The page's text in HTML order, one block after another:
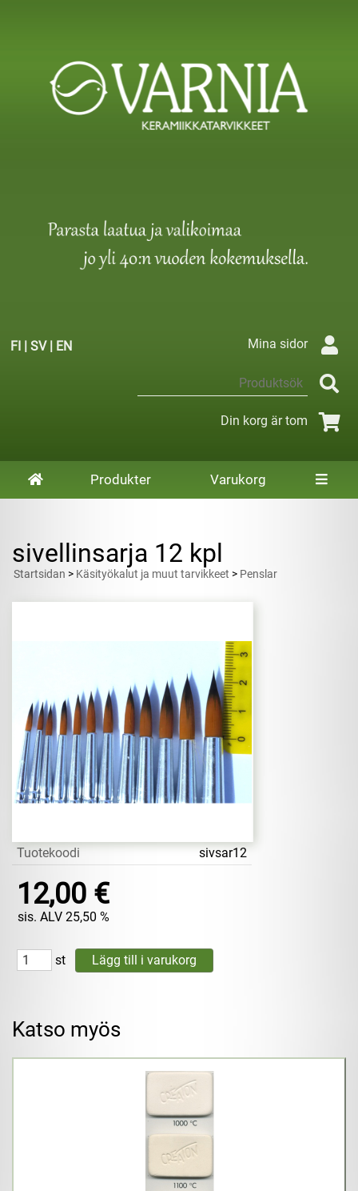
FI | SV| EN Mina sidor
Din korg är tom
Produkter Varukorg
sivellinsarja 12 kpl
Startsidan > Käsityökalut ja muut tarvikkeet > Penslar
Tuotekoodi sivsar12
12,00 €
sis. ALV 25,50 %
st
Katso myös